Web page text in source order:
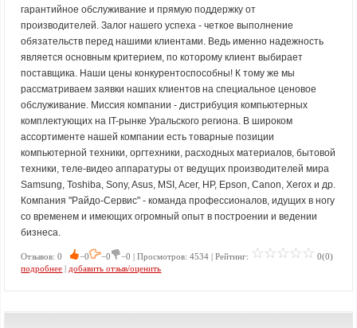
гарантийное обслуживание и прямую поддержку от
производителей. Залог нашего успеха - четкое выполнение
обязательств перед нашими клиентами. Ведь именно надежность
является основным критерием, по которому клиент выбирает
поставщика. Наши цены конкурентоспособны! К тому же мы
рассматриваем заявки наших клиентов на специальное ценовое
обслуживание. Миссия компании - дистрибуция компьютерных
комплектующих на IT-рынке Уральского региона. В широком
ассортименте нашей компании есть товарные позиции
компьютерной техники, оргтехники, расходных материалов, бытовой
техники, теле-видео аппаратуры от ведущих производителей мира
Samsung, Toshiba, Sony, Asus, MSI, Acer, HP, Epson, Canon, Xerox и др.
Компания "Райдо-Сервис" - команда профессионалов, идущих в ногу
со временем и имеющих огромный опыт в построении и ведении
бизнеса.
Отзывов: 0 −0 −0 −0 | Просмотров: 4534 | Рейтинг:
0(0)
подробнее | добавить отзыв/оценить